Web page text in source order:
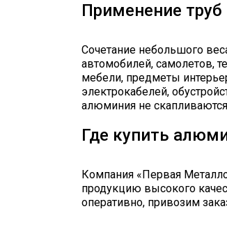
Применение
Сочетание небольшого
автомобилей, самолетов,
мебели, предметы
электрокабелей,
алюминия не
Где купить
Компания «Первая
продукцию высокого
оперативно, привозим